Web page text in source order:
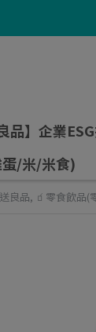
品】企業
/米/米食)
良品, 🧃零食飲品